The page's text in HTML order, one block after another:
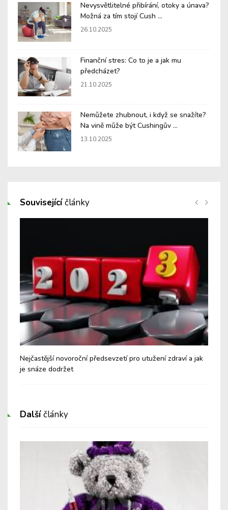
Nevysvětlitelné přibírání, otoky a únava?
Možná za tím stojí Cush ...
26.10.2025
Finanční stres: Co to je a jak mu
předcházet?
21.10.2025
Nemůžete zhubnout, i když se snažíte?
Na vině může být Cushingův ...
13.10.2025
Souvisejícíčlánky
Nejčastější novoroční předsevzetí pro utužení zdraví a jak
je snáze dodržet
Dalšíčlánky